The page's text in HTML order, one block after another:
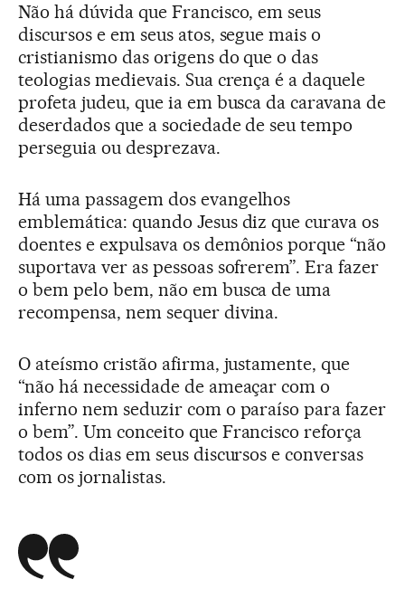
Não há dúvida que Francisco, em seus
discursos e em seus atos, segue mais o
cristianismo das origens do que o das
teologias medievais. Sua crença é a daquele
profeta judeu, que ia em busca da caravana de
deserdados que a sociedade de seu tempo
perseguia ou desprezava.
Há uma passagem dos evangelhos
emblemática: quando Jesus diz que curava os
doentes e expulsava os demônios porque “não
suportava ver as pessoas sofrerem”. Era fazer
o bem pelo bem, não em busca de uma
recompensa, nem sequer divina.
O ateísmo cristão afirma, justamente, que
“não há necessidade de ameaçar com o
inferno nem seduzir com o paraíso para fazer
o bem”. Um conceito que Francisco reforça
todos os dias em seus discursos e conversas
com os jornalistas.